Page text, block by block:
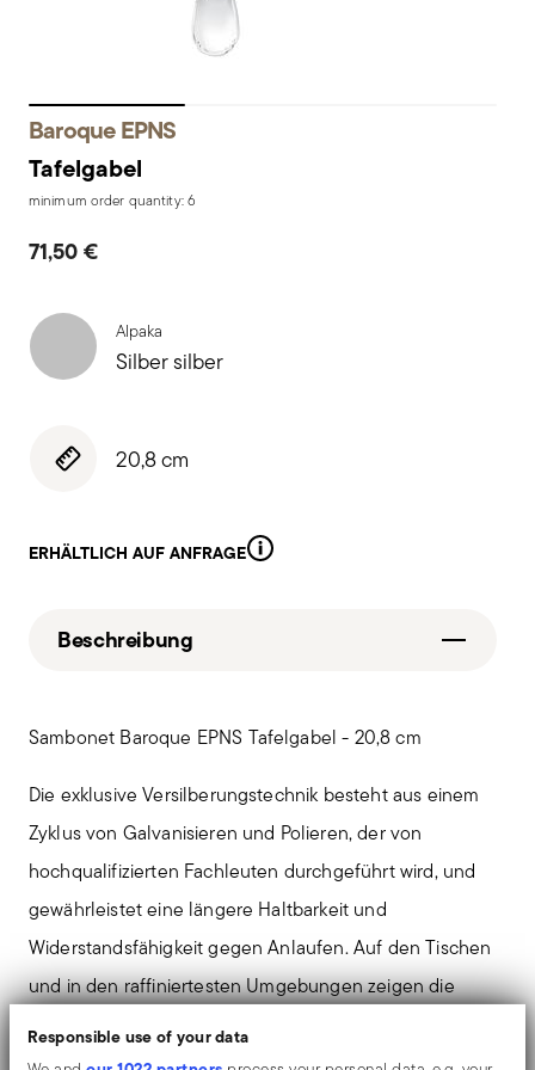
Responsible use of your data
Baroque EPNS
Tafelgabel
minimum order quantity: 6
71,50 €
Alpaka
Silber silber
20,8 cm
ERHÄLTLICH AUF ANFRAGE
Beschreibung
Sambonet Baroque EPNS Tafelgabel - 20,8 cm
Die exklusive Versilberungstechnik besteht aus einem
Zyklus von Galvanisieren und Polieren, der von
hochqualifizierten Fachleuten durchgeführt wird, und
gewährleistet eine längere Haltbarkeit und
Widerstandsfähigkeit gegen Anlaufen. Auf den Tischen
und in den raffiniertesten Umgebungen zeigen die
glänzenden Objekte einen außergewöhnlichen und
lang anhaltenden Spiegeleffekt.